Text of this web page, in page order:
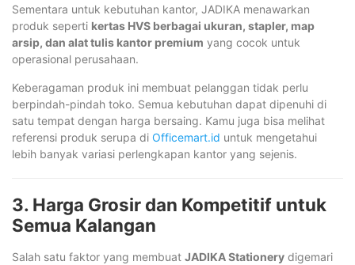
Sementara untuk kebutuhan kantor, JADIKA menawarkan
produk seperti kertas HVS berbagai ukuran, stapler, map
arsip, dan alat tulis kantor premium yang cocok untuk
operasional perusahaan.
Keberagaman produk ini membuat pelanggan tidak perlu
berpindah-pindah toko. Semua kebutuhan dapat dipenuhi di
satu tempat dengan harga bersaing. Kamu juga bisa melihat
referensi produk serupa di Officemart.id untuk mengetahui
lebih banyak variasi perlengkapan kantor yang sejenis.
3. Harga Grosir dan Kompetitif untuk
Semua Kalangan
Salah satu faktor yang membuat JADIKA Stationery digemari